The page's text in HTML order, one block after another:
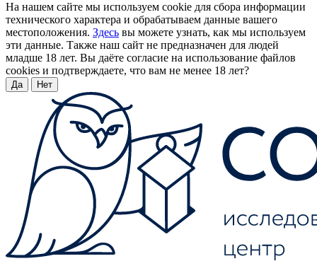
На нашем сайте мы используем cookie для сбора информации
технического характера и обрабатываем данные вашего
местоположения. Здесь вы можете узнать, как мы используем
эти данные. Также наш сайт не предназначен для людей
младше 18 лет. Вы даёте согласие на использование файлов
cookies и подтверждаете, что вам не менее 18 лет?
Да Нет